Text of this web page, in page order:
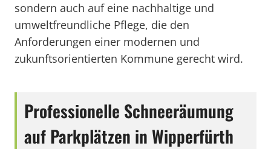
sondern auch auf eine nachhaltige und
umweltfreundliche Pflege, die den
Anforderungen einer modernen und
zukunftsorientierten Kommune gerecht wird.
Professionelle Schneeräumung
auf Parkplätzen in Wipperfürth